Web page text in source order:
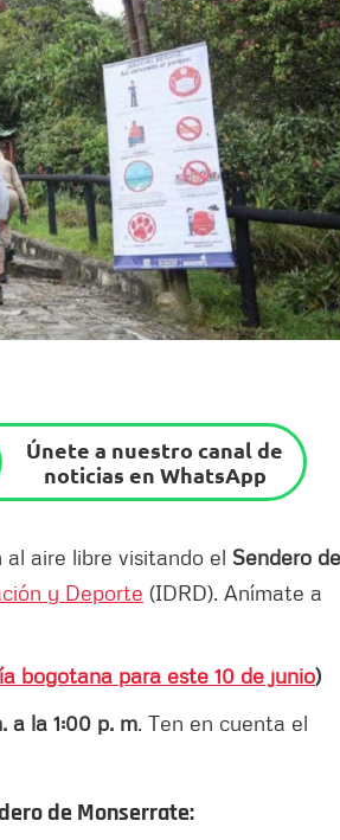
Únete a nuestro canal de
noticias en WhatsApp
aire libre visitando el Sendero de
y Deporte (IDRD). Anímate a
bogotana para este 10 de junio)
a la 1:00 p. m. Ten en cuenta el
de Monserrate: